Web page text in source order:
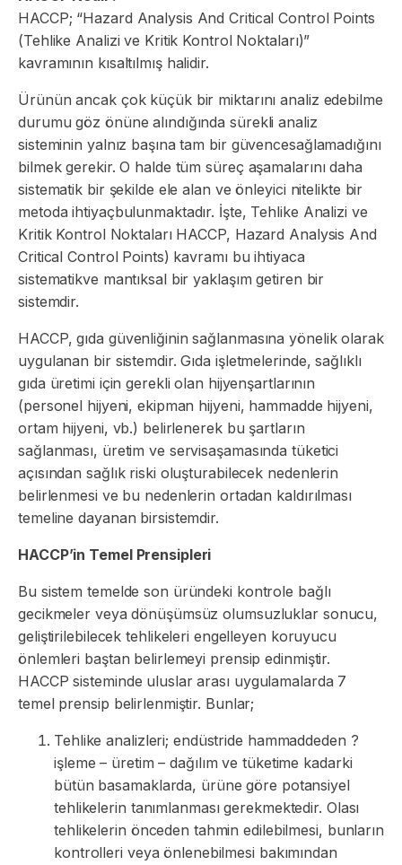
HACCP; “Hazard Analysis And Critical Control Points
(Tehlike Analizi ve Kritik Kontrol Noktaları)”
kavramının kısaltılmış halidir.
Ürünün ancak çok küçük bir miktarını analiz edebilme
durumu göz önüne alındığında sürekli analiz
sisteminin yalnız başına tam bir güvencesağlamadığını
bilmek gerekir. O halde tüm süreç aşamalarını daha
sistematik bir şekilde ele alan ve önleyici nitelikte bir
metoda ihtiyaçbulunmaktadır. İşte, Tehlike Analizi ve
Kritik Kontrol Noktaları HACCP, Hazard Analysis And
Critical Control Points) kavramı bu ihtiyaca
sistematikve mantıksal bir yaklaşım getiren bir
sistemdir.
HACCP, gıda güvenliğinin sağlanmasına yönelik olarak
uygulanan bir sistemdir. Gıda işletmelerinde, sağlıklı
gıda üretimi için gerekli olan hijyenşartlarının
(personel hijyeni, ekipman hijyeni, hammadde hijyeni,
ortam hijyeni, vb.) belirlenerek bu şartların
sağlanması, üretim ve servisaşamasında tüketici
açısından sağlık riski oluşturabilecek nedenlerin
belirlenmesi ve bu nedenlerin ortadan kaldırılması
temeline dayanan birsistemdir.
HACCP’in Temel Prensipleri
Bu sistem temelde son üründeki kontrole bağlı
gecikmeler veya dönüşümsüz olumsuzluklar sonucu,
geliştirilebilecek tehlikeleri engelleyen koruyucu
önlemleri baştan belirlemeyi prensip edinmiştir.
HACCP sisteminde uluslar arası uygulamalarda 7
temel prensip belirlenmiştir. Bunlar;
Tehlike analizleri; endüstride hammaddeden ?
işleme – üretim – dağılım ve tüketime kadarki
bütün basamaklarda, ürüne göre potansiyel
tehlikelerin tanımlanması gerekmektedir. Olası
tehlikelerin önceden tahmin edilebilmesi, bunların
kontrolleri veya önlenebilmesi bakımından